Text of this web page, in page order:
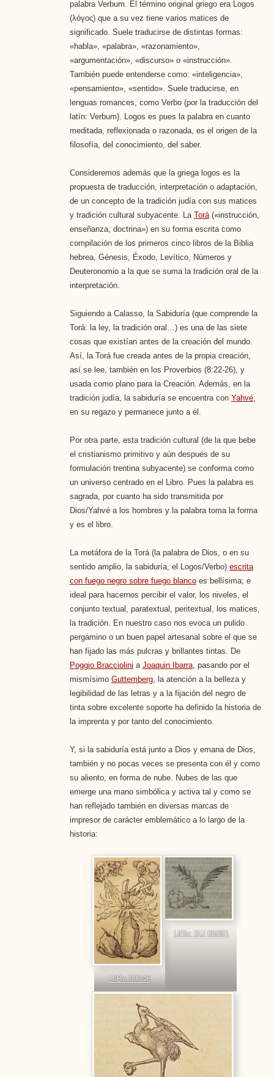
palabra Verbum. El término original griego era Logos
(λóγος) que a su vez tiene varios matices de
significado. Suele traducirse de distintas formas:
«habla», «palabra», «razonamiento»,
«argumentación», «discurso» o «instrucción».
También puede entenderse como: «inteligencia»,
«pensamiento», «sentido». Suele traducirse, en
lenguas romances, como Verbo (por la traducción del
latín: Verbum). Logos es pues la palabra en cuanto
meditada, reflexionada o razonada, es el origen de la
filosofía, del conocimiento, del saber.
Consideremos además que la griega logos es la
propuesta de traducción, interpretación o adaptación,
de un concepto de la tradición judía con sus matices
y tradición cultural subyacente. La Torá(«instrucción,
enseñanza, doctrina») en su forma escrita como
compilación de los primeros cinco libros de la Biblia
hebrea, Génesis, Éxodo, Levítico, Números y
Deuteronomio a la que se suma la tradición oral de la
interpretación.
Siguiendo a Calasso, la Sabiduría (que comprende la
Torá: la ley, la tradición oral…) es una de las siete
cosas que existían antes de la creación del mundo.
Así, la Torá fue creada antes de la propia creación,
así se lee, también en los Proverbios (8:22-26), y
usada como plano para la Creación. Además, en la
tradición judía, la sabiduría se encuentra con Yahvé,
en su regazo y permanece junto a él.
Por otra parte, esta tradición cultural (de la que bebe
el cristianismo primitivo y aún después de su
formulación trentina subyacente) se conforma como
un universo centrado en el Libro. Pues la palabra es
sagrada, por cuanto ha sido transmitida por
Dios/Yahvé a los hombres y la palabra toma la forma
y es el libro.
La metáfora de la Torá (la palabra de Dios, o en su
sentido amplio, la sabiduría, el Logos/Verbo) escrita
con fuego negro sobre fuego blancoes bellísima; e
ideal para hacernos percibir el valor, los niveles, el
conjunto textual, paratextual, peritextual, los matices,
la tradición. En nuestro caso nos evoca un pulido
pergamino o un buen papel artesanal sobre el que se
han fijado las más pulcras y brillantes tintas. De
Poggio Bracciolini a Joaquin Ibarra, pasando por el
mismísimo Guttemberg, la atención a la belleza y
legibilidad de las letras y a la fijación del negro de
tinta sobre excelente soporte ha definido la historia de
la imprenta y por tanto del conocimiento.
Y, si la sabiduría está junto a Dios y emana de Dios,
también y no pocas veces se presenta con él y como
su aliento, en forma de nube. Nubes de las que
emerge una mano simbólica y activa tal y como se
han reflejado también en diversas marcas de
impresor de carácter emblemático a lo largo de la
historia:
U/Bc 09346
U/Bc BU 06091